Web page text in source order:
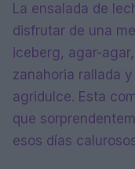
La ensalada de
disfrutar de una
iceberg, agar-
zanahoria rallada
agridulce. Esta
que
esos días